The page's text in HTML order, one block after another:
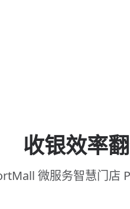
收银效率
微服务智慧门店